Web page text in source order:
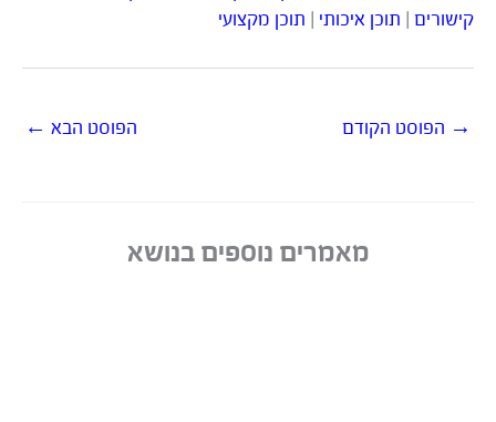
קישורים | תוכן איכותי | תוכן מקצועי
→ הפוסט הקודם הפוסט הבא ←
מאמרים נוספים בנושא